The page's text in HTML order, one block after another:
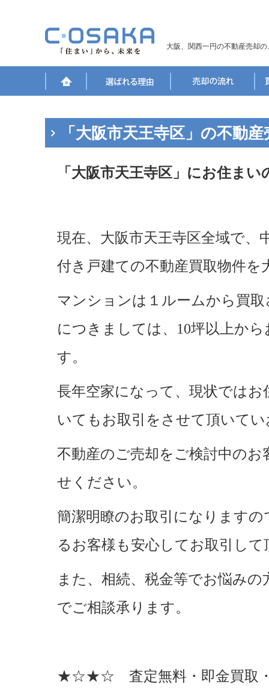
大阪、関西一円の不動産売却
「大阪市天王寺区」の不動
「大阪市天王寺区」にお住まい
現在、大阪市天王寺区全域で、
付き戸建ての不動産買取物件を
マンションは１ルームから買
につきましては、10坪以上か
す。
長年空家になって、現状では
いてもお取引をさせて頂いて
不動産のご売却をご検討中の
せください。
簡潔明瞭のお取引になります
るお客様も安心してお取引し
また、相続、税金等でお悩み
でご相談承ります。
★☆★☆ 査定無料・即金買取・